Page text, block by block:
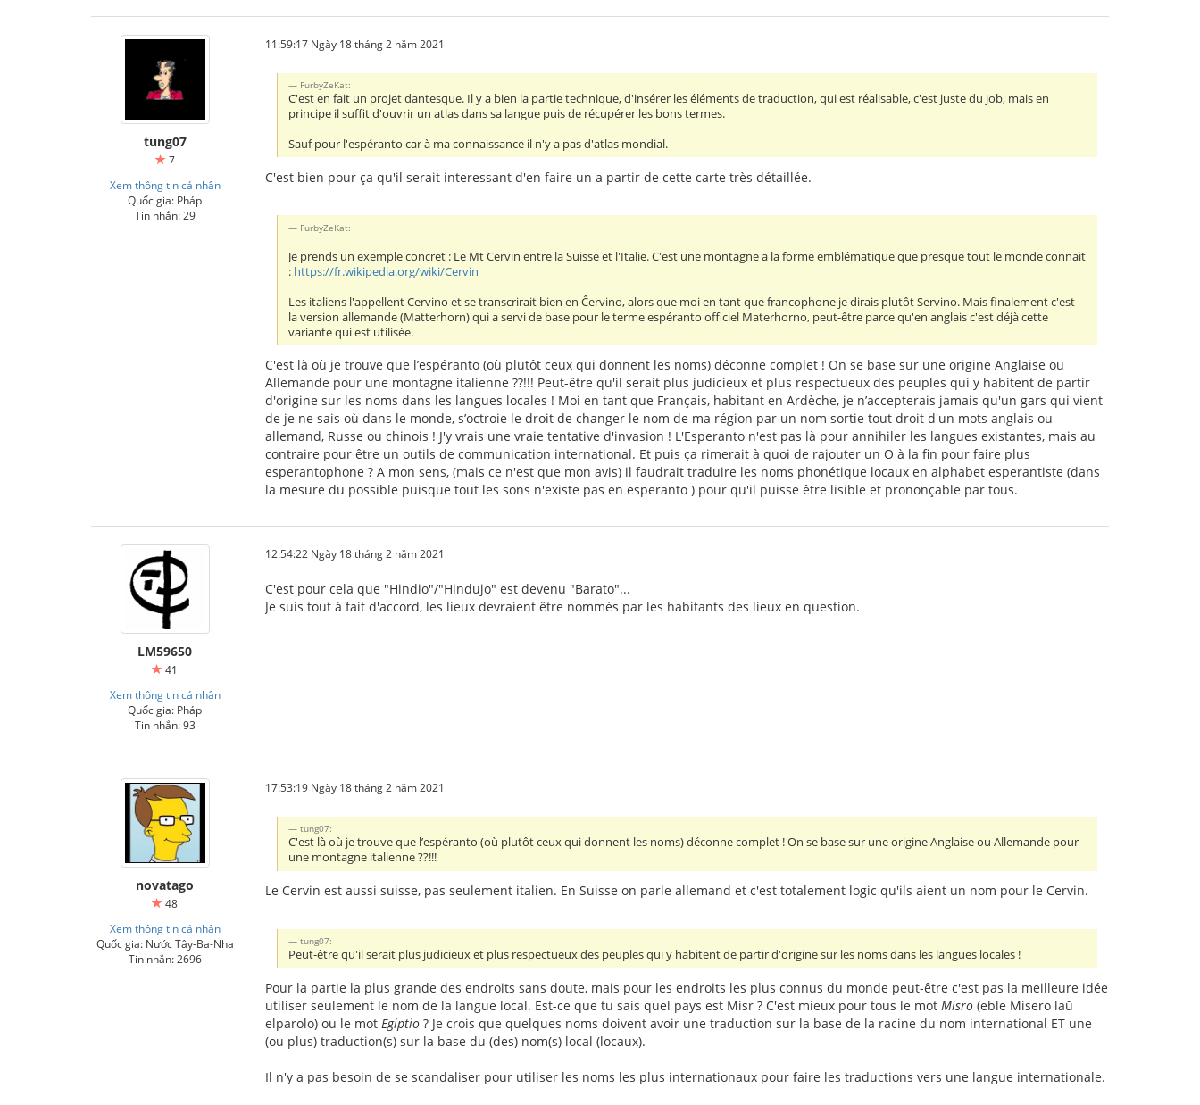
tung07
7
Xem thông tin cá nhân
Quốc gia: Pháp
Tin nhắn: 29
11:59:17 Ngày 18 tháng 2 năm 2021
FurbyZeKat:
C'est en fait un projet dantesque. Il y a bien la partie technique, d'insérer les éléments de traduction, qui est réalisable, c'est juste du job, mais en
principe il suffit d'ouvrir un atlas dans sa langue puis de récupérer les bons termes.
Sauf pour l'espéranto car à ma connaissance il n'y a pas d'atlas mondial.
C'est bien pour ça qu'il serait interessant d'en faire un a partir de cette carte très détaillée.
FurbyZeKat:
Je prends un exemple concret : Le Mt Cervin entre la Suisse et l'Italie. C'est une montagne a la forme emblématique que presque tout le monde connait
: https://fr.wikipedia.org/wiki/Cervin
Les italiens l'appellent Cervino et se transcrirait bien en Ĉervino, alors que moi en tant que francophone je dirais plutôt Servino. Mais finalement c'est
la version allemande (Matterhorn) qui a servi de base pour le terme espéranto officiel Materhorno, peut-être parce qu'en anglais c'est déjà cette
variante qui est utilisée.
C'est là où je trouve que l’espéranto (où plutôt ceux qui donnent les noms) déconne complet ! On se base sur une origine Anglaise ou
Allemande pour une montagne italienne ??!!! Peut-être qu'il serait plus judicieux et plus respectueux des peuples qui y habitent de partir
d'origine sur les noms dans les langues locales ! Moi en tant que Français, habitant en Ardèche, je n’accepterais jamais qu'un gars qui vient
de je ne sais où dans le monde, s’octroie le droit de changer le nom de ma région par un nom sortie tout droit d'un mots anglais ou
allemand, Russe ou chinois ! J'y vrais une vraie tentative d'invasion ! L'Esperanto n'est pas là pour annihiler les langues existantes, mais au
contraire pour être un outils de communication international. Et puis ça rimerait à quoi de rajouter un O à la fin pour faire plus
esperantophone ? A mon sens, (mais ce n'est que mon avis) il faudrait traduire les noms phonétique locaux en alphabet esperantiste (dans
la mesure du possible puisque tout les sons n'existe pas en esperanto ) pour qu'il puisse être lisible et prononçable par tous.
LM59650
41
Xem thông tin cá nhân
Quốc gia: Pháp
Tin nhắn: 93
12:54:22 Ngày 18 tháng 2 năm 2021
C'est pour cela que "Hindio"/"Hindujo" est devenu "Barato"...
Je suis tout à fait d'accord, les lieux devraient être nommés par les habitants des lieux en question.
novatago
48
Xem thông tin cá nhân
Quốc gia: Nước Tây-Ba-Nha
Tin nhắn: 2696
17:53:19 Ngày 18 tháng 2 năm 2021
tung07:
C'est là où je trouve que l’espéranto (où plutôt ceux qui donnent les noms) déconne complet ! On se base sur une origine Anglaise ou Allemande pour
une montagne italienne ??!!!
Le Cervin est aussi suisse, pas seulement italien. En Suisse on parle allemand et c'est totalement logic qu'ils aient un nom pour le Cervin.
tung07:
Peut-être qu'il serait plus judicieux et plus respectueux des peuples qui y habitent de partir d'origine sur les noms dans les langues locales !
Pour la partie la plus grande des endroits sans doute, mais pour les endroits les plus connus du monde peut-être c'est pas la meilleure idée
utiliser seulement le nom de la langue local. Est-ce que tu sais quel pays est Misr ? C'est mieux pour tous le mot Misro (eble Misero laŭ
elparolo) ou le mot Egiptio ? Je crois que quelques noms doivent avoir une traduction sur la base de la racine du nom international ET une
(ou plus) traduction(s) sur la base du (des) nom(s) local (locaux).
Il n'y a pas besoin de se scandaliser pour utiliser les noms les plus internationaux pour faire les traductions vers une langue internationale.